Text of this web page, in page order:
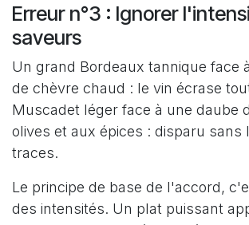
Erreur n°3 : Ignorer
saveurs
Un grand Bordeaux tannique face
de chèvre chaud : le vin écrase
Muscadet léger face à une daube
olives et aux épices : disparu sans
traces.
Le principe de base de l'accord,
des intensités. Un plat puissant